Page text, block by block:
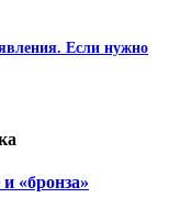
Если нужно
«бронза»